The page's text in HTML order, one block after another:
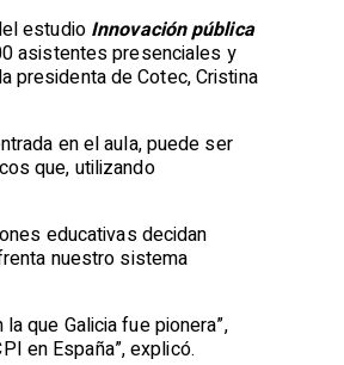
estudio Innovación pública
asistentes presenciales y
presidenta de Cotec, Cristina
en el aula, puede ser
que, utilizando
educativas decidan
nuestro sistema
que Galicia fue pionera”,
en España”, explicó.